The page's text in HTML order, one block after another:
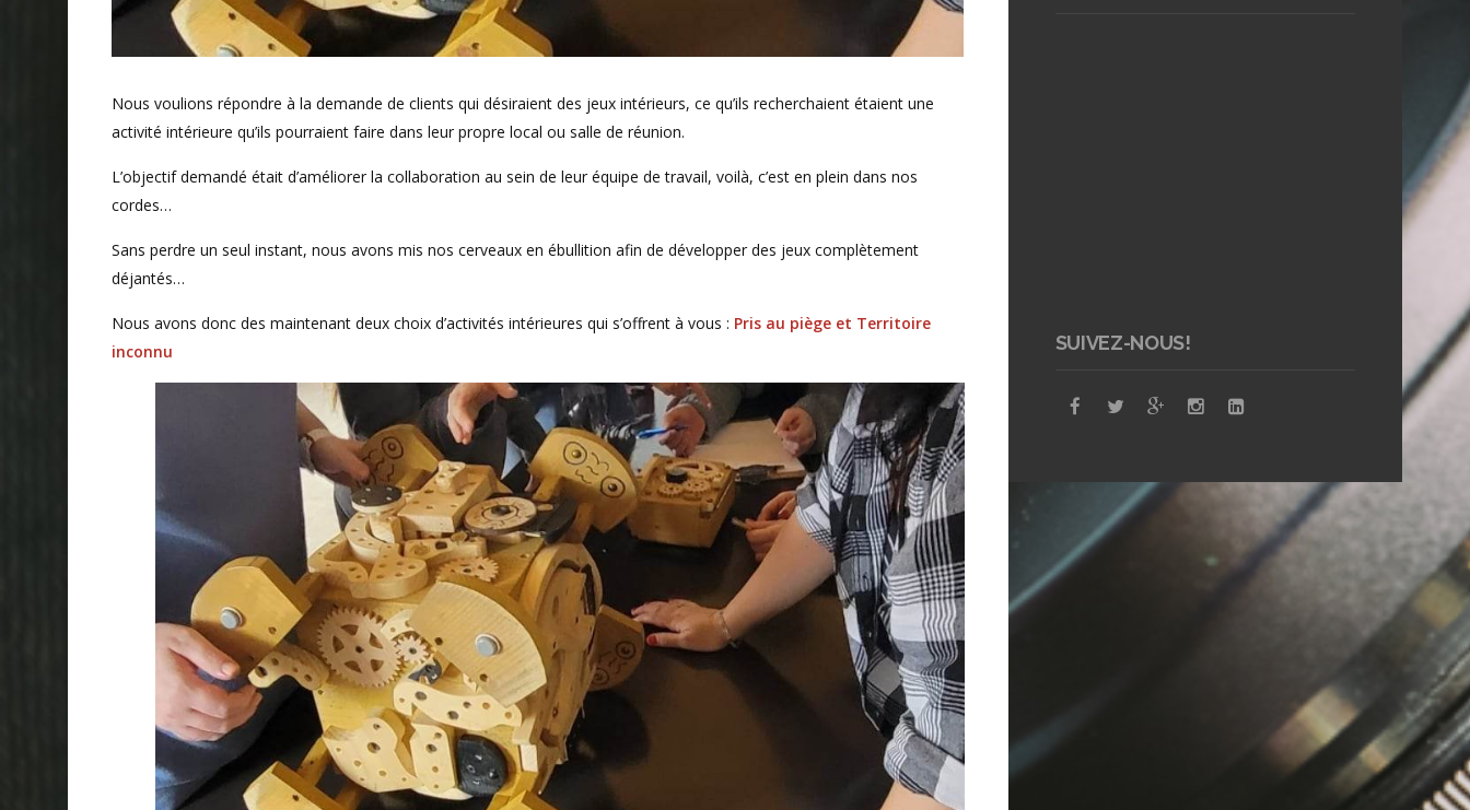
Nous voulions répondre à la demande de clients qui désiraient des jeux intérieurs, ce qu’ils recherchaient étaient une
activité intérieure qu’ils pourraient faire dans leur propre local ou salle de réunion.
L’objectif demandé était d’améliorer la collaboration au sein de leur équipe de travail, voilà, c’est en plein dans nos
cordes…
Sans perdre un seul instant, nous avons mis nos cerveaux en ébullition afin de développer des jeux complètement
déjantés…
Nous avons donc des maintenant deux choix d’activités intérieures qui s’offrent à vous : Pris au piège et Territoire
inconnu
SUIVEZ-NOUS!